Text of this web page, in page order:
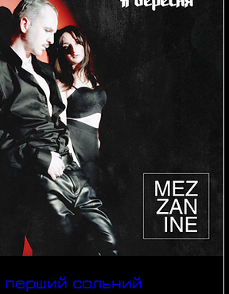
перший сольний